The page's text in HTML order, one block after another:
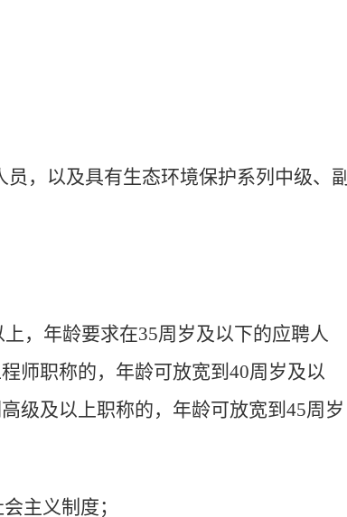
，以及具有生态环境保护系列中级、副
上，年龄要求在35周岁及以下的应聘人
师职称的，年龄可放宽到 40周岁及以
级及以上职称的，年龄可放宽到 45周岁
主义制度；